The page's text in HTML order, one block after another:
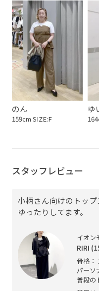
のん
159cm SIZE:F
ゆ
スタッフレビュー
小柄さん向けのトップ
ゆったりしてます。
イオン
RIRI
骨格：
パーソ
普段の